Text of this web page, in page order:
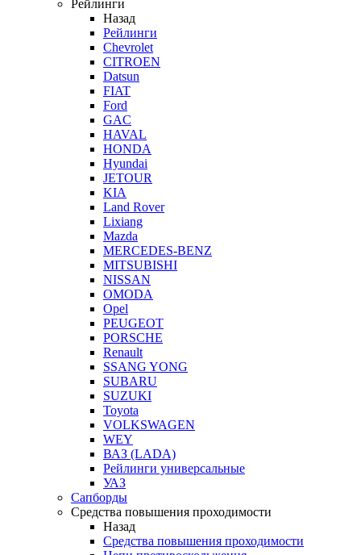
Рейлинги
Назад
Рейлинги
Chevrolet
CITROEN
Datsun
FIAT
Ford
GAC
HAVAL
HONDA
Hyundai
JETOUR
KIA
Land Rover
Lixiang
Mazda
MERCEDES-BENZ
MITSUBISHI
NISSAN
OMODA
Opel
PEUGEOT
PORSCHE
Renault
SSANG YONG
SUBARU
SUZUKI
Toyota
VOLKSWAGEN
WEY
ВАЗ (LADA)
Рейлинги универсальные
УАЗ
Сапборды
Средства повышения проходимости
Назад
Средства повышения проходимости